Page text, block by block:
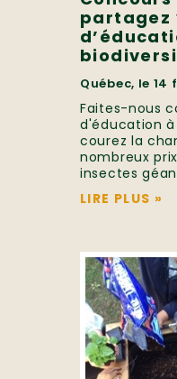
partagez
Québec, le 14
Faites-nous
d'éducation
courez la
nombreux
insectes
LIRE PLUS »